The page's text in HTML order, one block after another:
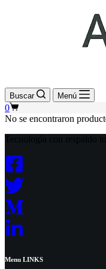
Buscar Menú
Shopping
cart
0
No se encontraron
Tecnología con respaldo
Menu LINKS